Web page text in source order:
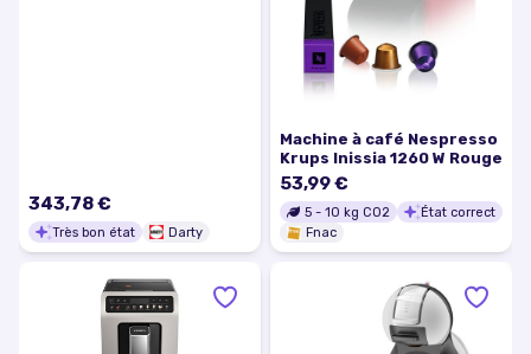
343,78 €
Très bon état Darty
Machine à café Nespresso
Krups Inissia 1260 W Rouge
53,99 €
5 - 10 kg CO2
État correct
Fnac